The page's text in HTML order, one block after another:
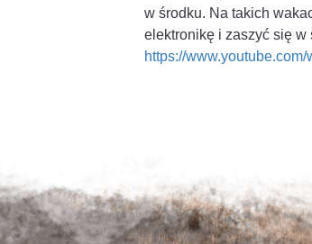
w środku. Na takich
elektronikę i zaszyć się w
https://